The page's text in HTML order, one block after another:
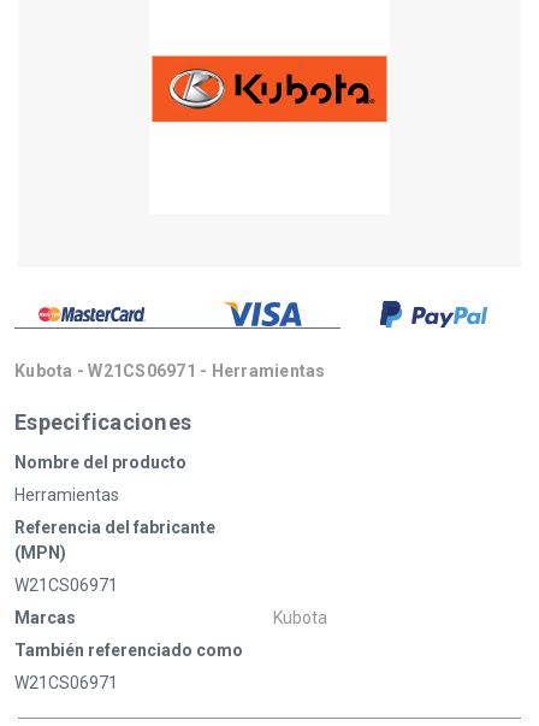
Kubota - W21CS06971 - Herramientas
Especificaciones
Nombre del producto
Herramientas
Referencia del fabricante
(MPN)
W21CS06971
Marcas
Kubota
También referenciado como
W21CS06971